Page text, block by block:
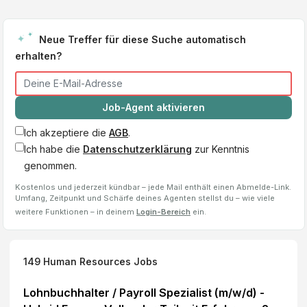
Neue Treffer für diese Suche automatisch
erhalten?
Job-Agent aktivieren
Ich akzeptiere die AGB.
Ich habe die Datenschutzerklärung zur Kenntnis
genommen.
Kostenlos und jederzeit kündbar – jede Mail enthält einen Abmelde-Link.
Umfang, Zeitpunkt und Schärfe deines Agenten stellst du – wie viele
weitere Funktionen – in deinem Login-Bereich ein.
149 Human Resources Jobs
Lohnbuchhalter / Payroll Spezialist (m/w/d) -